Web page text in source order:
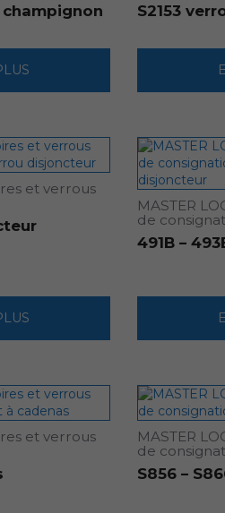
champignon S2153
et verrous
MASTER
de
491B –
et verrous
MASTER
de
S856 –